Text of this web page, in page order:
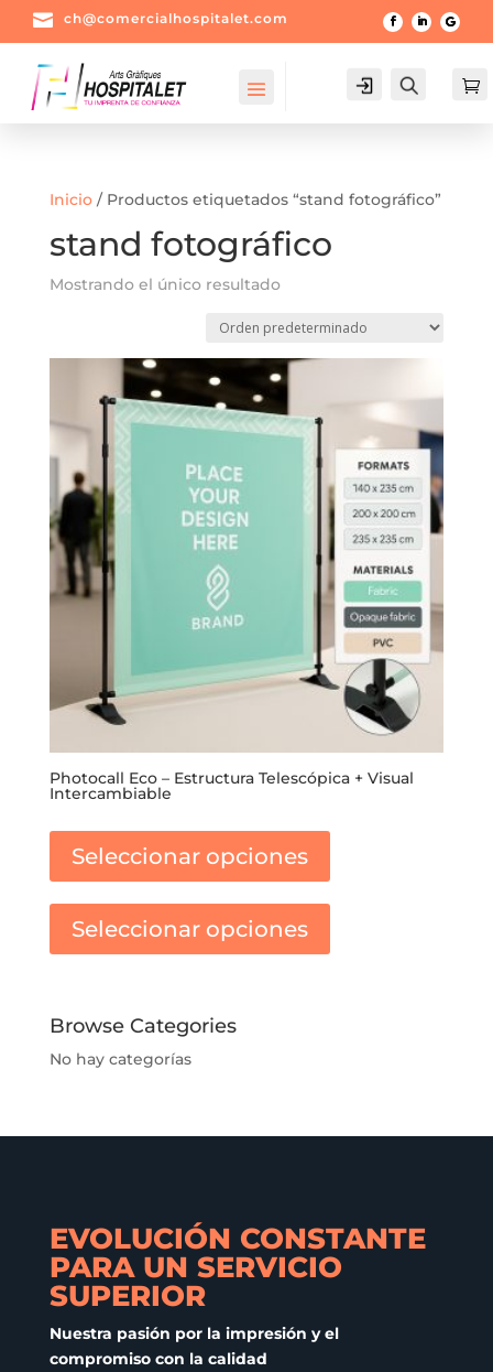
 ch@comercialhospitalet.com
Login Buscar
Inicio/ Productos etiquetados “stand fotográfico”
stand fotográfico
Mostrando el único resultado
Photocall Eco – Estructura Telescópica + Visual
Intercambiable
Seleccionar opciones
Seleccionar opciones
producto
Browse Categories
No hay categorías
EVOLUCIÓN CONSTANTE
PARA UN SERVICIO
SUPERIOR
Nuestra pasión por la impresión y el
compromiso con la calidad